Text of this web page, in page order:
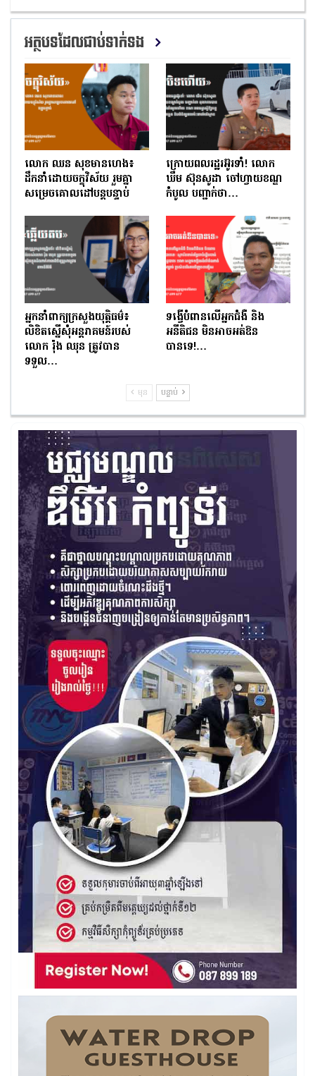
អត្ថបទដែលជាប់ទាក់ទង
លោក ឈន សុខមានហេង៖
ដឹកនាំដោយចក្ខុវិស័យ រួមគ្នា
សម្រេចគោលដៅបន្តបន្ទាប់
ក្រោយពលរដ្ឋរអ៊ូរទាំ! លោក
ឃឹម ស៊ុនសូដា ចៅហ្វាយខណ្ឌ
កំបូល បញ្ជាក់ថា…
អ្នកនាំពាក្យក្រសួងយុត្តិធម៌៖
លិខិតស្នើសុំអន្តរាគមន៍របស់
លោក រ៉ុង ឈុន ត្រូវបាន
ទទួល…
ទង្វើបំពានលើអ្នកជំងឺ និង
អនីតិជន មិនអាចអត់ឱន
បានទេ!…
មុន បន្ទាប់